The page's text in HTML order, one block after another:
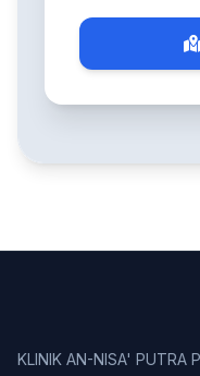
KLINIK AN-NISA' PUTRA